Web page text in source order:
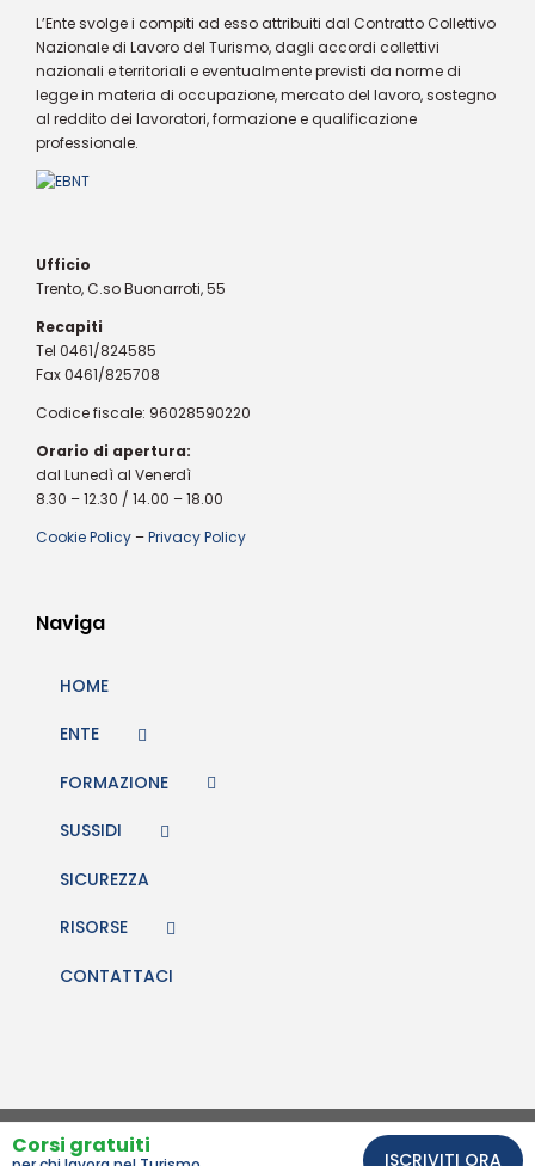
Corsi gratuiti
ISCRIVITI ORA
L’Ente svolge i compiti ad esso attribuiti dal Contratto Collettivo
Nazionale di Lavoro del Turismo, dagli accordi collettivi
nazionali e territoriali e eventualmente previsti da norme di
legge in materia di occupazione, mercato del lavoro, sostegno
al reddito dei lavoratori, formazione e qualificazione
professionale.
Ufficio
Trento, C.so Buonarroti, 55
Recapiti
Tel 0461/824585
Fax 0461/825708
Codice fiscale: 96028590220
Orario di apertura:
dal Lunedì al Venerdì
8.30 – 12.30 / 14.00 – 18.00
Cookie Policy –Privacy Policy
Naviga
HOME
ENTE
FORMAZIONE
SUSSIDI
SICUREZZA
RISORSE
CONTATTACI
Comunicazione e sito web Studio BiQuattro